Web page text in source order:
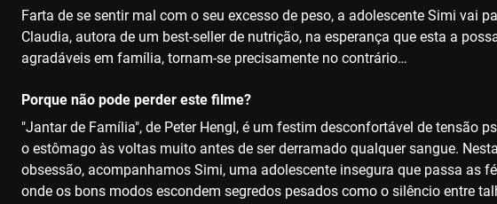
Farta de se sentir mal com o seu excesso de peso, a adolescente Simi vai
Claudia, autora de um best-seller de nutrição, na esperança que esta a
agradáveis em família, tornam-se precisamente no contrário…
Porque não pode perder este filme?
"Jantar de Família", de Peter Hengl, é um festim desconfortável de tensão
o estômago às voltas muito antes de ser derramado qualquer sangue.
obsessão, acompanhamos Simi, uma adolescente insegura que passa as
onde os bons modos escondem segredos pesados como o silêncio entre